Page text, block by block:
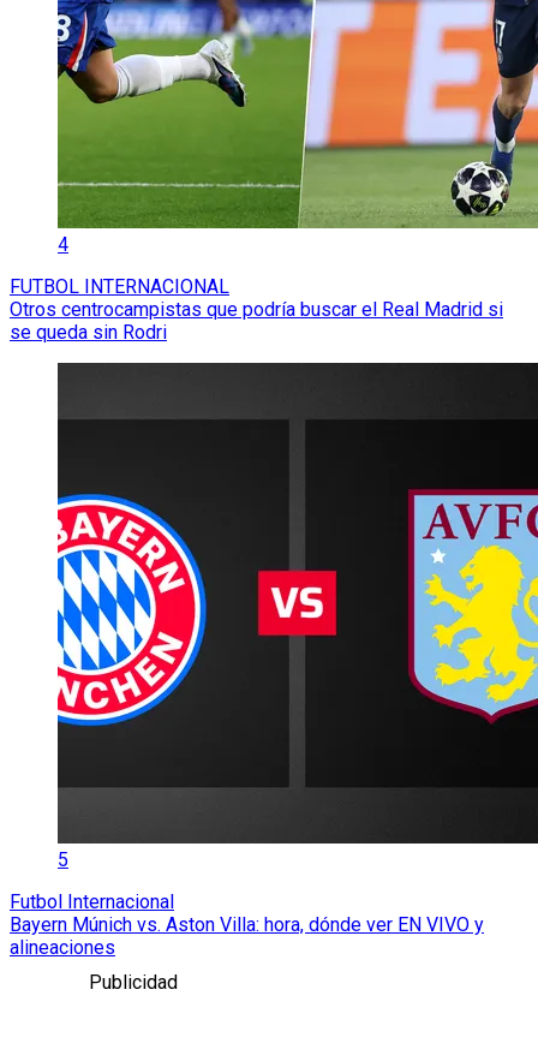
4
FUTBOL INTERNACIONAL
Otros centrocampistas que podría buscar el Real Madrid si
se queda sin Rodri
5
Futbol Internacional
Bayern Múnich vs. Aston Villa: hora, dónde ver EN VIVO y
alineaciones
Publicidad